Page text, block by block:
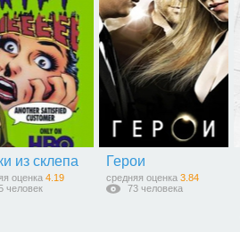
из склепа
оценка 4.19
человек
Герои
средняя оценка 3.84
73 человека